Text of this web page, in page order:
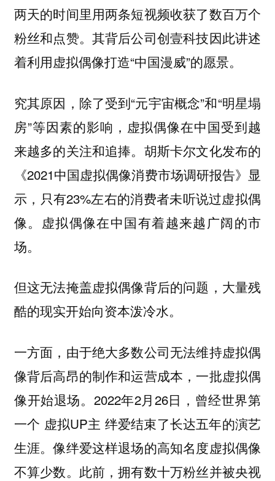
两天的时间里用两条短视频收获了数百万个
粉丝和点赞。其背后公司创壹科技因此讲述
着利用虚拟偶像打造“中国漫威”的愿景。
究其原因，除了受到“元宇宙概念”和“明星塌
房”等因素的影响，虚拟偶像在中国受到越
来越多的关注和追捧。胡斯卡尔文化发布的
《2021中国虚拟偶像消费市场调研报告》显
示，只有23%左右的消费者未听说过虚拟偶
像。虚拟偶像在中国有着越来越广阔的市
场。
但这无法掩盖虚拟偶像背后的问题，大量残
酷的现实开始向资本泼冷水。
一方面，由于绝大多数公司无法维持虚拟偶
像背后高昂的制作和运营成本，一批虚拟偶
像开始退场。2022年2月26日，曾经世界第
一个 虚拟UP主 绊爱结束了长达五年的演艺
生涯。像绊爱这样退场的高知名度虚拟偶像
不算少数。此前，拥有数十万粉丝并被央视